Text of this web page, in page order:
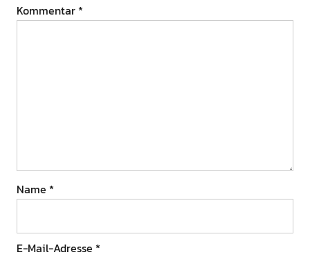
Kommentar *
Name *
E-Mail-Adresse *